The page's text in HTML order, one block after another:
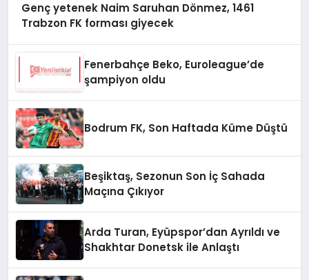
Genç yetenek Naim Saruhan Dönmez, 1461
Trabzon FK forması giyecek
Fenerbahçe Beko, Euroleague’de
şampiyon oldu
Bodrum FK, Son Haftada Küme Düştü
Beşiktaş, Sezonun Son İç Sahada
Maçına Çıkıyor
Arda Turan, Eyüpspor’dan Ayrıldı ve
Shakhtar Donetsk ile Anlaştı